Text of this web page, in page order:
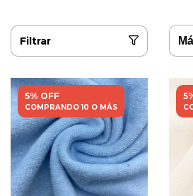
Filtrar
5% OFF
COMPRANDO 10 O MÁS